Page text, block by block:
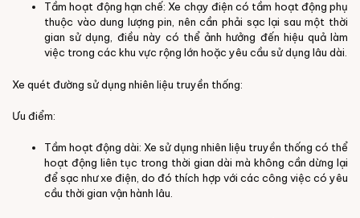
Tầm hoạt động hạn chế: Xe chạy điện có tầm hoạt động phụ
thuộc vào dung lượng pin, nên cần phải sạc lại sau một thời
gian sử dụng, điều này có thể ảnh hưởng đến hiệu quả làm
việc trong các khu vực rộng lớn hoặc yêu cầu sử dụng lâu dài.
Xe quét đường sử dụng nhiên liệu truyền thống:
Ưu điểm:
Tầm hoạt động dài: Xe sử dụng nhiên liệu truyền thống có thể
hoạt động liên tục trong thời gian dài mà không cần dừng lại
để sạc như xe điện, do đó thích hợp với các công việc có yêu
cầu thời gian vận hành lâu.